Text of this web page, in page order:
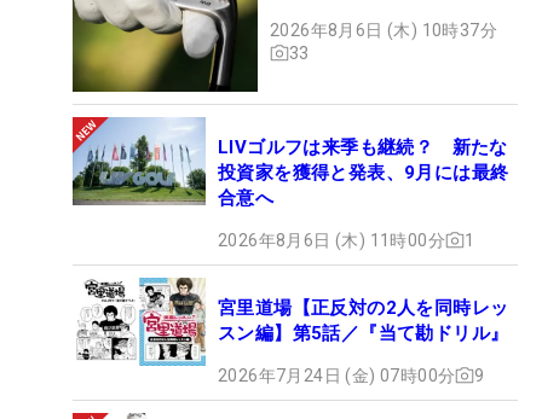
2026年8月6日 (木) 10時37分
33
LIVゴルフは来季も継続？ 新たな
投資家を獲得と発表、9月には最終
合意へ
2026年8月6日 (木) 11時00分 1
宮里道場【正反対の2人を同時レッ
スン編】第5話／『当て勘ドリル』
2026年7月24日 (金) 07時00分 9